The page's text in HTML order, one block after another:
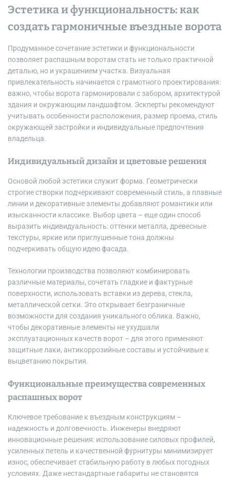
Эстетика и функциональность: как
создать гармоничные въездные ворота
Продуманное сочетание эстетики и функциональности
позволяет распашным воротам стать не только практичной
деталью, но и украшением участка. Визуальная
привлекательность начинается с грамотного проектирования:
важно, чтобы ворота гармонировали с забором, архитектурой
здания и окружающим ландшафтом. Эскперты рекомендуют
учитывать особенности расположения, размер проема, стиль
окружающей застройки и индивидуальные предпочтения
владельца.
Индивидуальный дизайн и цветовые решения
Основой любой эстетики служит форма. Геометрически
строгие створки подчеркивают современный стиль, а плавные
линии и декоративные элементы добавляют романтики или
изысканности классике. Выбор цвета – еще один способ
выразить индивидуальность: оттенки металла, древесные
текстуры, яркие или приглушенные тона должны
подчеркивать общую идею фасада.
Технологии производства позволяют комбинировать
различные материалы, сочетать гладкие и фактурные
поверхности, использовать вставки из дерева, стекла,
металлической сетки. Это открывает безграничные
возможности для создания уникального облика. Важно,
чтобы декоративные элементы не ухудшали
эксплуатационных качеств ворот – для этого применяют
защитные лаки, антикоррозийные составы и устойчивые к
выцветанию покрытия.
Функциональные преимущества современных
распашных ворот
Ключевое требование к въездным конструкциям –
надежность и долговечность. Инженеры внедряют
инновационные решения: использование силовых профилей,
усиленных петель и качественной фурнитуры минимизирует
износ, обеспечивает стабильную работу в любых погодных
условиях. Даже нестандартные габариты не становятся